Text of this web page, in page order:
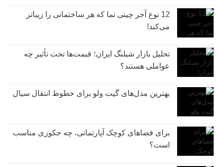
12 نوع آجر چینی نما که هر ساختمانی را زیباتر
می‌کند!
تحلیل بازار شیلنگ ایران؛ قیمت‌ها تحت تأثیر چه
عواملی هستند؟
بهترین مدل‌های گیت ولو برای خطوط انتقال سیال
برای فضاهای کوچک آپارتمانی، چه جکوزی مناسب
است؟